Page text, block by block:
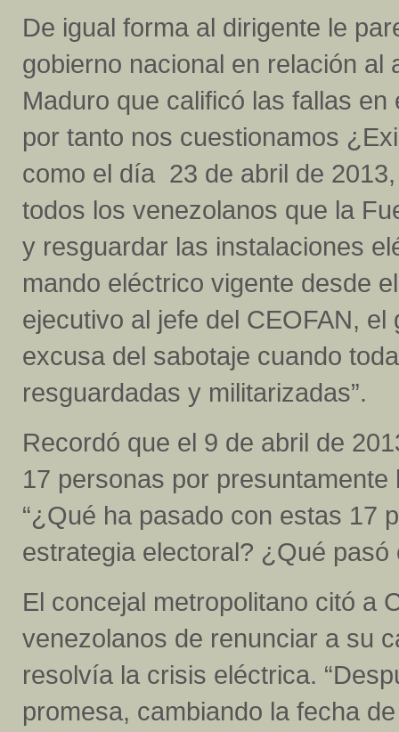
De igual forma al dirigente le
gobierno nacional en relación al
Maduro que calificó las fallas
por tanto nos cuestionamos
como el día 23 de abril de
todos los venezolanos que la
y resguardar las instalaciones
mando eléctrico vigente desde
ejecutivo al jefe del CEOFAN,
excusa del sabotaje cuando
resguardadas y militarizadas”.
Recordó que el 9 de abril de
17 personas por
“¿Qué ha pasado con estas 17
estrategia electoral? ¿Qué
El concejal metropolitano citó
venezolanos de renunciar a su
resolvía la crisis eléctrica.
promesa, cambiando la fecha